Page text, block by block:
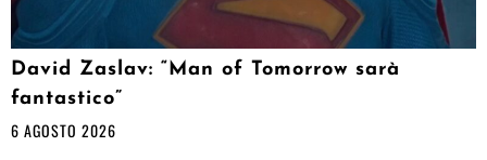
David Zaslav: “Man of Tomorrow sarà
fantastico”
6 AGOSTO 2026